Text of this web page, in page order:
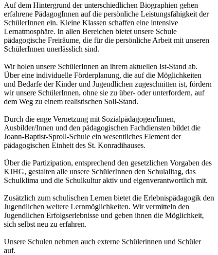
Auf dem Hintergrund der unterschiedlichen Biographien gehen
erfahrene PädagogInnen auf die persönliche Leistungsfähigkeit der
SchülerInnen ein. Kleine Klassen schaffen eine intensive
Lernatmosphäre. In allen Bereichen bietet unsere Schule
pädagogische Freiräume, die für die persönliche Arbeit mit unseren
SchülerInnen unerlässlich sind.
Wir holen unsere SchülerInnen an ihrem aktuellen Ist-Stand ab.
Über eine individuelle Förderplanung, die auf die Möglichkeiten
und Bedarfe der Kinder und Jugendlichen zugeschnitten ist, fördern
wir unsere SchülerInnen, ohne sie zu über- oder unterfordern, auf
dem Weg zu einem realistischen Soll-Stand.
Durch die enge Vernetzung mit Sozialpädagogen/Innen,
Ausbilder/Innen und den pädagogischen Fachdiensten bildet die
Joann-Baptist-Sproll-Schule ein wesentliches Element der
pädagogischen Einheit des St. Konradihauses.
Über die Partizipation, entsprechend den gesetzlichen Vorgaben des
KJHG, gestalten alle unsere SchülerInnen den Schulalltag, das
Schulklima und die Schulkultur aktiv und eigenverantwortlich mit.
Zusätzlich zum schulischen Lernen bietet die Erlebnispädagogik den
Jugendlichen weitere Lernmöglichkeiten. Wir vermitteln den
Jugendlichen Erfolgserlebnisse und geben ihnen die Möglichkeit,
sich selbst neu zu erfahren.
Unsere Schulen nehmen auch externe Schülerinnen und Schüler
auf.